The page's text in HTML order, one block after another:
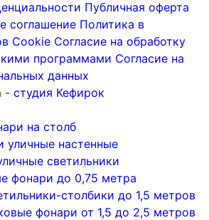
Публичная оферта
соглашение Политика в
Cookie Согласие на обработку
программами Согласие на
данных
- студия Кефирок
на столб
уличные настенные
светильники
фонари до 0,75 метра
столбики до 1,5 метров
фонари от 1,5 до 2,5 метров